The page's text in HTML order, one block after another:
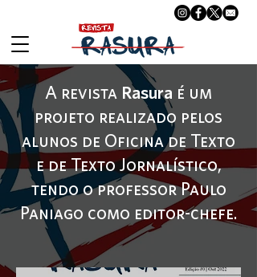
A revista Rasura é um
projeto realizado pelos
alunos de Oficina de Texto
e de Texto Jornalístico,
tendo o professor Paulo
Paniago como editor-chefe.